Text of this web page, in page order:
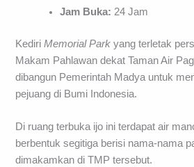
Jam Buka: 24 Jam
KediriMemorial Park yang terletak
Makam Pahlawan dekat Taman Air
dibangun Pemerintah Madya untuk
pejuang di Bumi Indonesia.
Di ruang terbuka ijo ini terdapat air
berbentuk segitiga berisi nama-nama
dimakamkan di TMP tersebut.